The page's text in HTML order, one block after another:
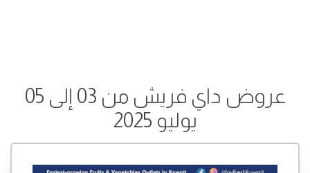
عروض داي فريش من 03 إلى 05
يوليو 2025